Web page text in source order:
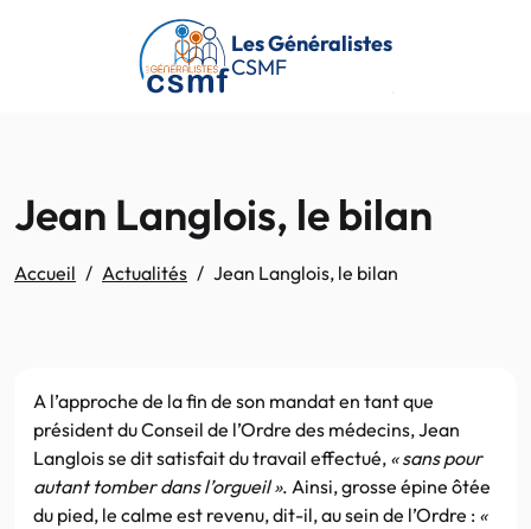
Passer au contenu principal
Les Généralistes
CSMF
Jean Langlois, le bilan
Accueil Actualités Jean Langlois, le bilan
A l’approche de la fin de son mandat en tant que
président du Conseil de l’Ordre des médecins, Jean
Langlois se dit satisfait du travail effectué, « sans pour
autant tomber dans l’orgueil ». Ainsi, grosse épine ôtée
du pied, le calme est revenu, dit-il, au sein de l’Ordre : «